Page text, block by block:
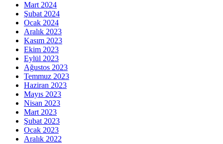
Mart 2024
Şubat 2024
Ocak 2024
Aralık 2023
Kasım 2023
Ekim 2023
Eylül 2023
Ağustos 2023
Temmuz 2023
Haziran 2023
Mayıs 2023
Nisan 2023
Mart 2023
Şubat 2023
Ocak 2023
Aralık 2022